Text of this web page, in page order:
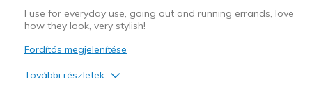
Width
Feels true to width
Sizing
Feels true to size
I use for everyday use, going out and running errands, love
how they look, very stylish!
Fordítás megjelenítése
További részletek